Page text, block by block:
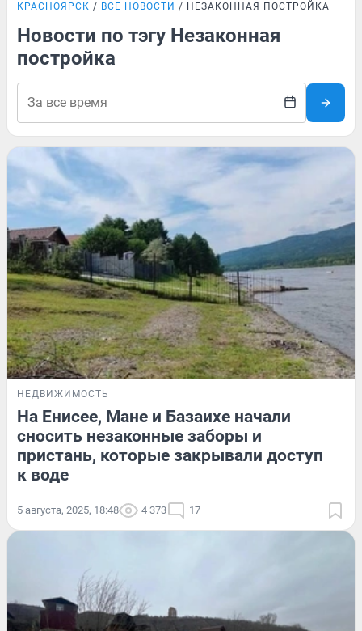
КРАСНОЯРСК ВСЕ НОВОСТИ НЕЗАКОННАЯ ПОСТРОЙКА
Новости по тэгу Незаконная
постройка
НЕДВИЖИМОСТЬ
На Енисее, Мане и Базаихе начали
сносить незаконные заборы и
пристань, которые закрывали доступ
к воде
5 августа, 2025, 18:48 4 373 17